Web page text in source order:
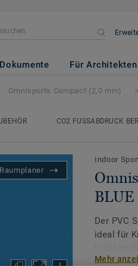
Dokumente Für Architekten
(2,0 mm) -
Omnisports Compact (2,0 mm)
CO2 FUSSABDRUCK
Raumplaner
Indoor
BLUE
Der PVC
ideal für
seine
Mehr